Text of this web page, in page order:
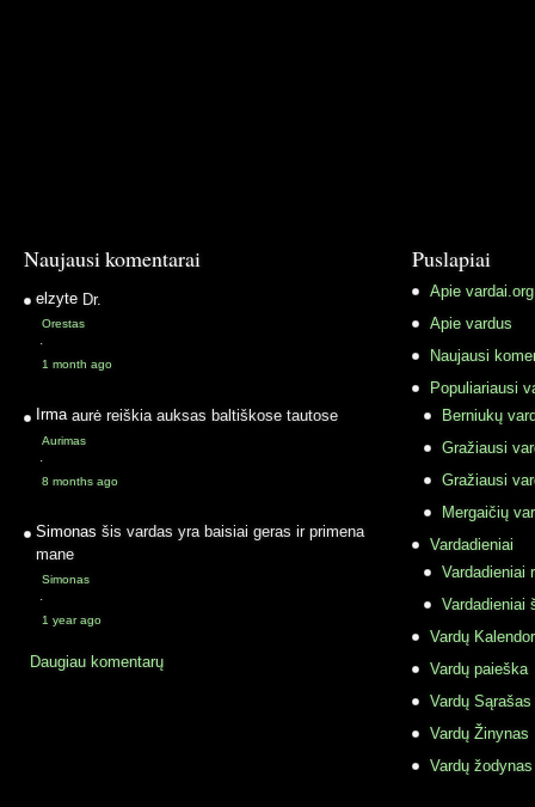
Naujausi komentarai
elzyte Dr.
Orestas
·
1 month ago
Irma aurė reiškia auksas baltiškose tautose
Aurimas
·
8 months ago
Simonas šis vardas yra baisiai geras ir primena
mane
Simonas
·
1 year ago
Daugiau komentarų
Puslapiai
Apie vardai.org
Apie vardus
Naujausi
Populiariausi
Berniukų
Gražiausi
Gražiausi
Mergaičių
Vardadieniai
Vardadieniai
Vardadieniai
Vardų
Vardų paieška
Vardų Sąrašas
Vardų Žinynas
Vardų